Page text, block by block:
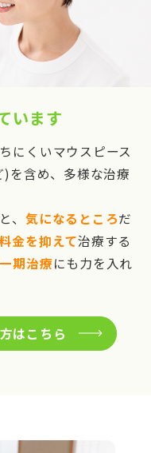
います
にくいマウスピース
を含め、多様な治療
、 気になるところだ
金を抑えて治療する
期治療にも力を入れ
はこちら